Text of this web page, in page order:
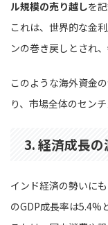
ル規模の売り越しを
これは、世界的な金
ンの巻き戻しとされ
このような海外資金
り、市場全体のセン
3. 経済成長
インド経済の勢いに
のGDP成長率は5.4%